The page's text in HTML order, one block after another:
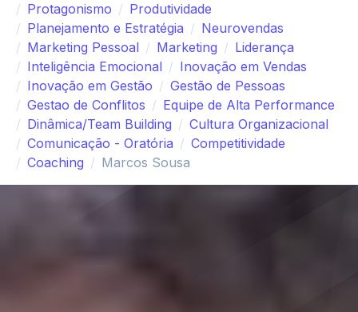
Protagonismo
Produtividade
Planejamento e Estratégia
Neurovendas
Marketing Pessoal
Marketing
Liderança
Inteligência Emocional
Inovação em Vendas
Inovação em Gestão
Gestão de Pessoas
Gestao de Conflitos
Equipe de Alta Performance
Dinâmica/Team Building
Cultura Organizacional
Comunicação - Oratória
Competitividade
Coaching
Marcos Sousa